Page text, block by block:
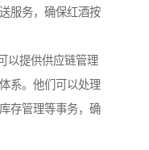
服务，确保红酒按
以提供供应链管理
系。他们可以处理
存管理等事务，确